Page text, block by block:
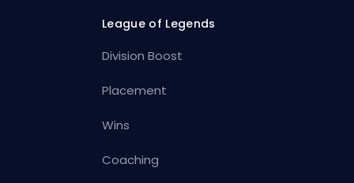
League of Legends
Division Boost
Placement
Wins
Coaching